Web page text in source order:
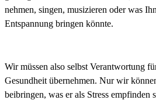
nehmen, singen, musizieren oder was
Entspannung bringen könnte.
Wir müssen also selbst Verantwortung
Gesundheit übernehmen. Nur wir
beibringen, was er als Stress